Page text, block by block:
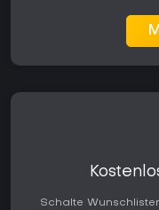
Schalte